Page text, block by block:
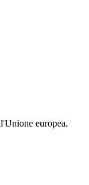
europea.